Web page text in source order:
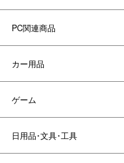
PC関連商品
カー用品
ゲーム
日用品･文具･工具